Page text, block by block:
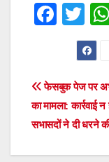
F
e
b
o
o
T
wi
tt
er
Post
फेसबुक पेज पर
का मामला: कार्रवाई न
सभासदों ने दी धरने